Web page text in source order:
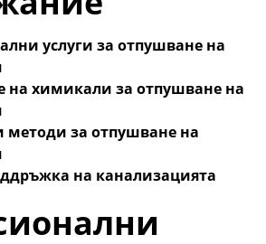
услуги за отпушване на
на химикали за отпушване на
за отпушване на
на канализацията